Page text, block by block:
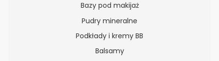
Bazy pod makijaż
Pudry mineralne
Podkłady i kremy BB
Balsamy